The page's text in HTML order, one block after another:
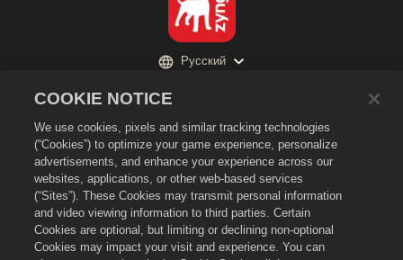
Не продавайте и не раскрывайте мою личную информацию третьим
лицам
Политика в отношении файлов cookie
Политика возврата
Поддержка магазина
Поддержка игры
Русский
COOKIE NOTICE
We use cookies, pixels and similar tracking technologies
(“Cookies”) to optimize your game experience, personalize
advertisements, and enhance your experience across our
websites, applications, or other web-based services
(“Sites”). These Cookies may transmit personal information
and video viewing information to third parties. Certain
Cookies are optional, but limiting or declining non-optional
Cookies may impact your visit and experience. You can